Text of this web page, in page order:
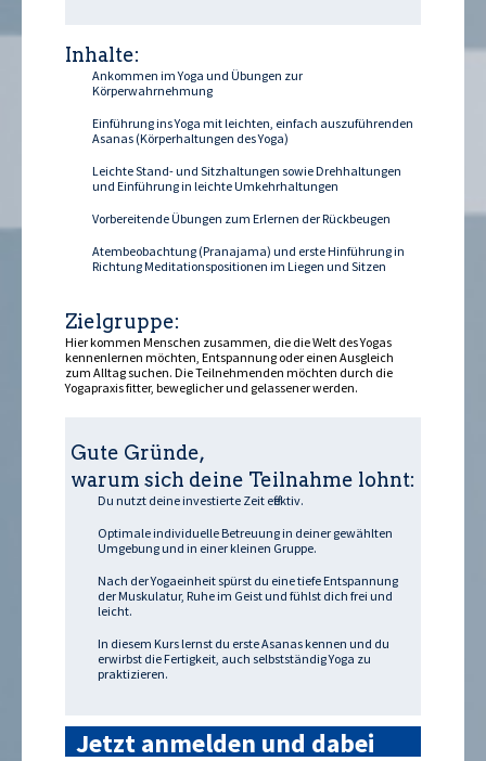
Inhalte:
Ankommen im Yoga und Übungen zur
Körperwahrnehmung
Einführung ins Yoga mit leichten, einfach auszuführenden
Asanas (Körperhaltungen des Yoga)
Leichte Stand- und Sitzhaltungen sowie Drehhaltungen
und Einführung in leichte Umkehrhaltungen
Vorbereitende Übungen zum Erlernen der Rückbeugen
Atembeobachtung (Pranajama) und erste Hinführung in
Richtung Meditationspositionen im Liegen und Sitzen
Zielgruppe:
Hier kommen Menschen zusammen, die die Welt des Yogas
kennenlernen möchten, Entspannung oder einen Ausgleich
zum Alltag suchen. Die Teilnehmenden möchten durch die
Yogapraxis fitter, beweglicher und gelassener werden.
Gute Gründe,
warum sich deine Teilnahme lohnt:
Du nutzt deine investierte Zeit effektiv.
Optimale individuelle Betreuung in deiner gewählten
Umgebung und in einer kleinen Gruppe.
Nach der Yogaeinheit spürst du eine tiefe Entspannung
der Muskulatur, Ruhe im Geist und fühlst dich frei und
leicht.
In diesem Kurs lernst du erste Asanas kennen und du
erwirbst die Fertigkeit, auch selbstständig Yoga zu
praktizieren.
Jetzt anmelden und dabei